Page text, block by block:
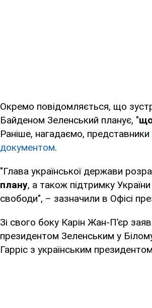
Окремо повідомляється, що
Байденом Зеленський планує, "
Раніше, нагадаємо, представники
документом.
"Глава української держави
плану, а також підтримку
свободи", – зазначили в Офісі
Зі свого боку Карін Жан-П’єр
президентом Зеленським у
Гарріс з українським